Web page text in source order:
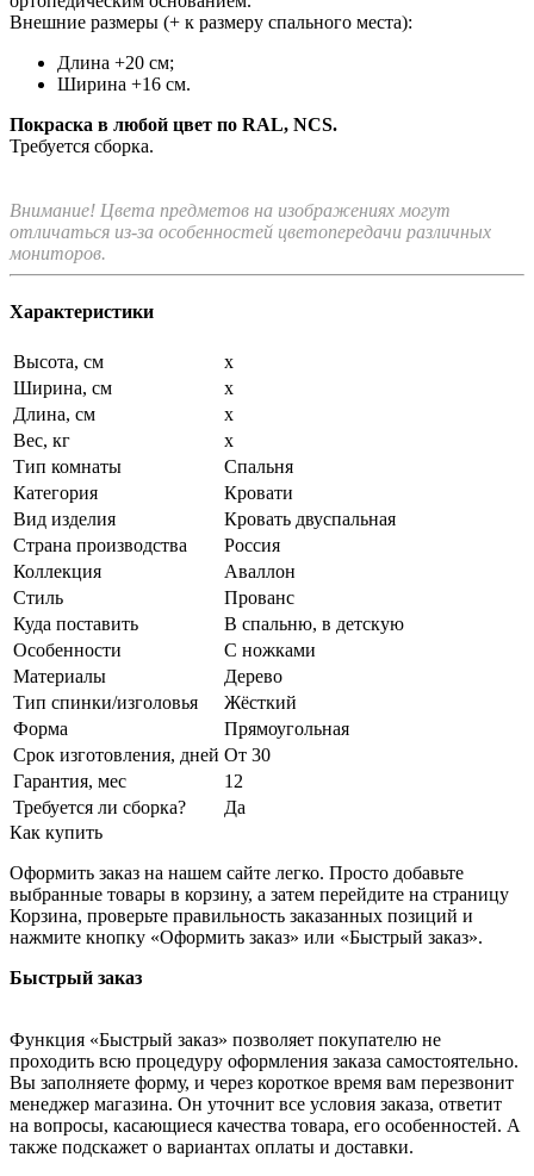
Внешние размеры (+ к размеру спального места):
Длина +20 см;
Ширина +16 см.
Покраска в любой цвет по RAL, NCS.
Требуется сборка.
Внимание! Цвета предметов на изображениях могут
отличаться из-за особенностей цветопередачи различных
мониторов.
Характеристики
Высота, см
x
Ширина, см
x
Длина, см
x
Вес, кг
x
Тип комнаты
Спальня
Категория
Кровати
Вид изделия
Кровать двуспальная
Страна производства
Россия
Коллекция
Аваллон
Стиль
Прованс
Куда поставить
В спальню, в детскую
Особенности
С ножками
Материалы
Дерево
Тип спинки/изголовья
Жёсткий
Форма
Прямоугольная
Срок изготовления, дней От 30
Гарантия, мес
12
Требуется ли сборка?
Да
Как купить
Оформить заказ на нашем сайте легко. Просто добавьте
выбранные товары в корзину, а затем перейдите на страницу
Корзина, проверьте правильность заказанных позиций и
нажмите кнопку «Оформить заказ» или «Быстрый заказ».
Быстрый заказ
Функция «Быстрый заказ» позволяет покупателю не
проходить всю процедуру оформления заказа самостоятельно.
Вы заполняете форму, и через короткое время вам перезвонит
менеджер магазина. Он уточнит все условия заказа, ответит
на вопросы, касающиеся качества товара, его особенностей. А
также подскажет о вариантах оплаты и доставки.